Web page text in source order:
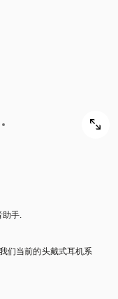
助手.
们当前的头戴式耳机系